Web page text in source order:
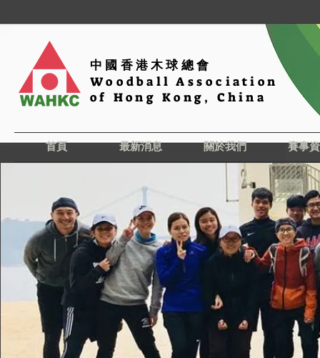
中國香港木球總會
Woodball Association
of Hong Kong, China
首頁 最新消息 關於我們 賽事